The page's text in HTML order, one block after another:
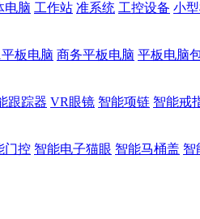
电脑 工作站 准系统 工控设备 小
平板电脑 商务平板电脑 平板电脑
跟踪器 VR眼镜 智能项链 智能戒
门控 智能电子猫眼 智能马桶盖 智